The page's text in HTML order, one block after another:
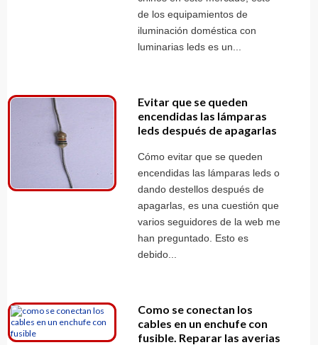
de los equipamientos de
iluminación doméstica con
luminarias leds es un...
Evitar que se queden
encendidas las lámparas
leds después de apagarlas
Cómo evitar que se queden
encendidas las lámparas leds o
dando destellos después de
apagarlas, es una cuestión que
varios seguidores de la web me
han preguntado. Esto es
debido...
Como se conectan los
cables en un enchufe con
fusible. Reparar las averias